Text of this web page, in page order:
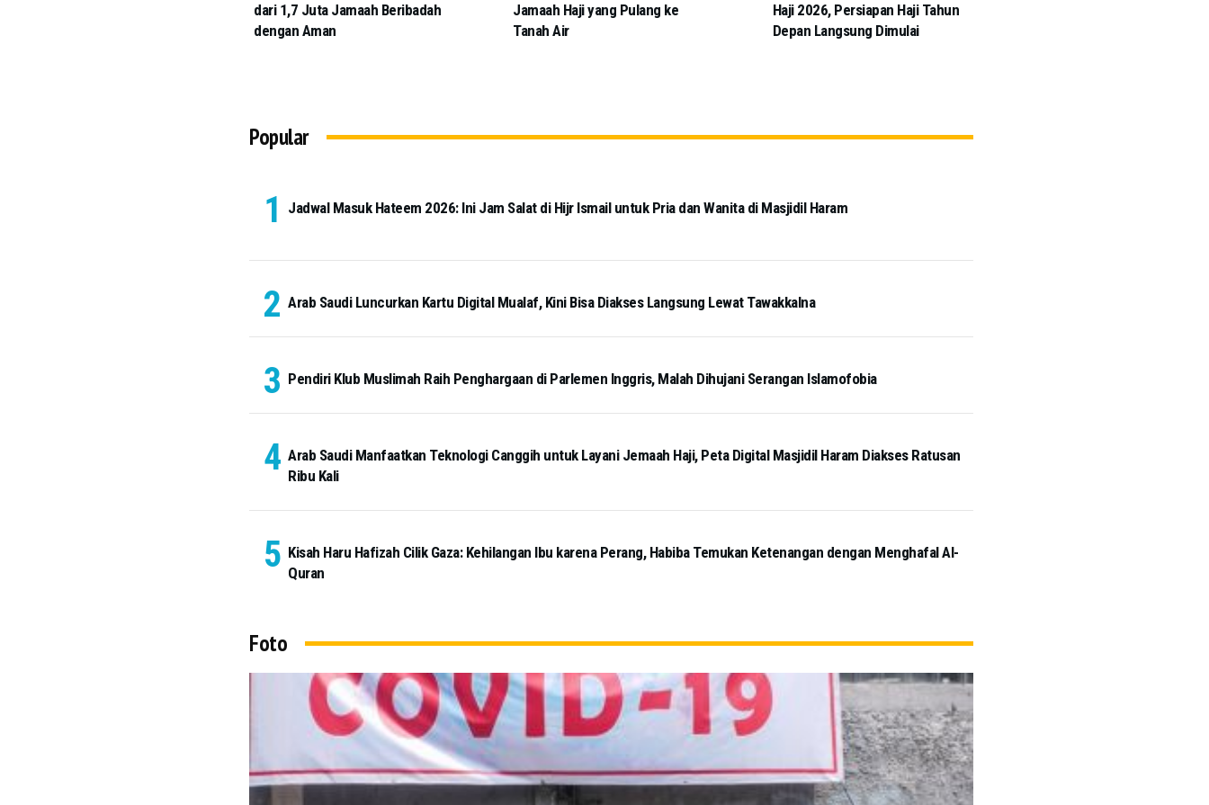
dari 1,7 Juta Jamaah Beribadah
dengan Aman
Jamaah Haji yang Pulang ke
Tanah Air
Haji 2026, Persiapan Haji Tahun
Depan Langsung Dimulai
Popular
Jadwal Masuk Hateem 2026: Ini Jam Salat di Hijr Ismail untuk Pria dan Wanita di Masjidil Haram
Arab Saudi Luncurkan Kartu Digital Mualaf, Kini Bisa Diakses Langsung Lewat Tawakkalna
Pendiri Klub Muslimah Raih Penghargaan di Parlemen Inggris, Malah Dihujani Serangan Islamofobia
Arab Saudi Manfaatkan Teknologi Canggih untuk Layani Jemaah Haji, Peta Digital Masjidil Haram Diakses Ratusan
Ribu Kali
Kisah Haru Hafizah Cilik Gaza: Kehilangan Ibu karena Perang, Habiba Temukan Ketenangan dengan Menghafal Al-
Quran
Foto